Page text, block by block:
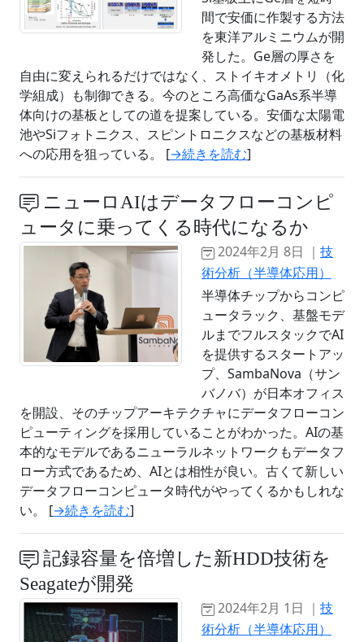
間で安価に作製する方法
を東洋アルミニウムが開
発した。Ge層の厚さを
自由に変えられるだけではなく、ストイキオメトリ（化
学組成）も制御できる。今のところ高価なGaAs系半導
体向けの基板としての道を提案している。安価な太陽電
池やSiフォトニクス、スピントロニクスなどの基板材料
への応用を狙っている。 [→続きを読む]
ニューロAIはデータフローコンピ
ュータに乗ってくる時代になるか
2024年2月 8日 ｜ 技
術分析（半導体応用）
半導体チップからコンピ
ュータラック、基盤モデ
ルまでフルスタックでAI
を提供するスタートアッ
プ、SambaNova（サン
バノバ）が日本オフィス
を開設、そのチップアーキテクチャにデータフローコン
ピューティングを採用していることがわかった。AIの基
本的なモデルであるニューラルネットワークもデータフ
ロー方式であるため、AIとは相性が良い。古くて新しい
データフローコンピュータ時代がやってくるかもしれな
い。 [→続きを読む]
記録容量を倍増した新HDD技術を
Seagateが開発
2024年2月 1日 ｜ 技
術分析（半導体応用）